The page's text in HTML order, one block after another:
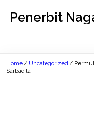
Penerbit
Home / Uncategorized /
Sarbagita